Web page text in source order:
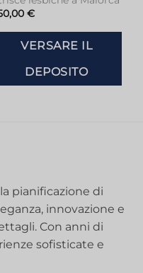
€
VERSARE IL
DEPOSITO
pianificazione di
innovazione e
Con anni di
sofisticate e